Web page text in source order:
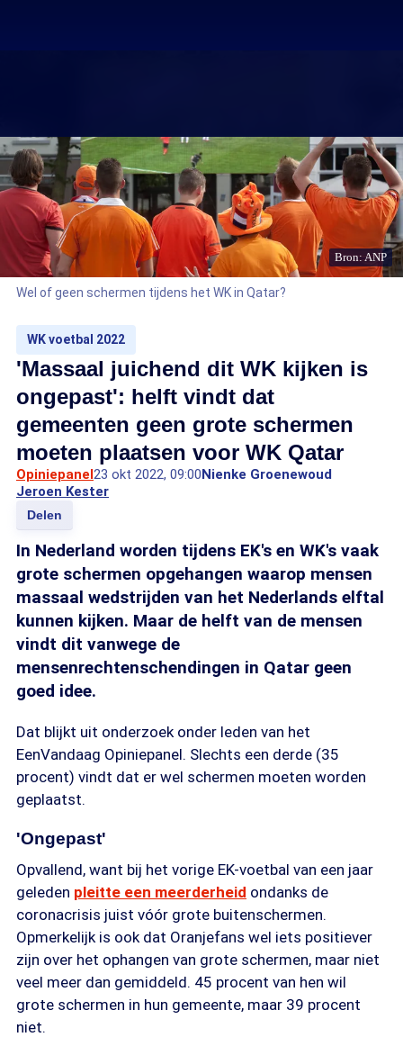
Bron: ANP
Wel of geen schermen tijdens het WK in Qatar?
WK voetbal 2022
'Massaal juichend dit WK kijken is
ongepast': helft vindt dat
gemeenten geen grote schermen
moeten plaatsen voor WK Qatar
Opiniepanel23 okt 2022, 09:00Nienke Groenewoud
Jeroen Kester
Delen
In Nederland worden tijdens EK's en WK's vaak
grote schermen opgehangen waarop mensen
massaal wedstrijden van het Nederlands elftal
kunnen kijken. Maar de helft van de mensen
vindt dit vanwege de
mensenrechtenschendingen in Qatar geen
goed idee.
Dat blijkt uit onderzoek onder leden van het
EenVandaag Opiniepanel. Slechts een derde (35
procent) vindt dat er wel schermen moeten worden
geplaatst.
'Ongepast'
Opvallend, want bij het vorige EK-voetbal van een jaar
geleden pleitte een meerderheid ondanks de
coronacrisis juist vóór grote buitenschermen.
Opmerkelijk is ook dat Oranjefans wel iets positiever
zijn over het ophangen van grote schermen, maar niet
veel meer dan gemiddeld. 45 procent van hen wil
grote schermen in hun gemeente, maar 39 procent
niet.